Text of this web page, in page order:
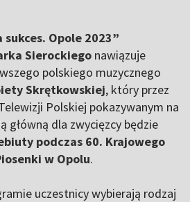
sukces. Opole 2023”
Sierockiego nawiązuje
polskiego muzycznego
Skrętkowskiej, który przez
Polskiej pokazywanym na
główną dla zwycięzcy będzie
podczas 60. Krajowego
w Opolu.
uczestnicy wybierają rodzaj